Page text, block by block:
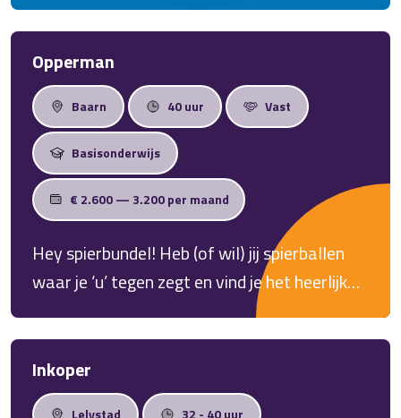
Opperman
Baarn 40 uur Vast
Basisonderwijs
€ 2.600 — 3.200 per maand
Hey spierbundel! Heb (of wil) jij spierballen
waar je ‘u’ tegen zegt en vind je het heerlijk
om in de buitenlucht te werken als Opperman
in de regio Baarn? Lees dan snel verder!
Inkoper
Lelystad 32 - 40 uur